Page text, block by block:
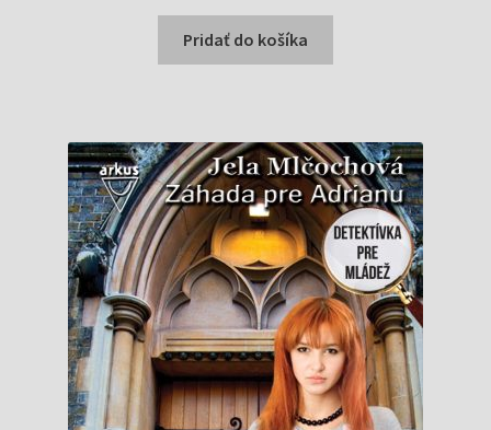
cena
bola:
1,10 €.
cena
je:
1,05 €.
Pridať do košíka